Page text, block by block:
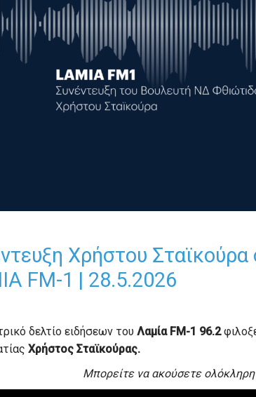
Χρήστου
FM-1 | 28.5.2026
δελτίο ειδήσεων του Λαμία FM-1 96.2
Χρήστος Σταϊκούρας.
Μπορείτε να ακούσετε